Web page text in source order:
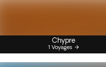
Chypre
1 Voyages